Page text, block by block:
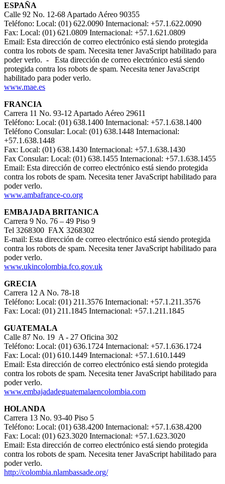
ESPAÑA
Calle 92 No. 12-68 Apartado Aéreo 90355
Teléfono: Local: (01) 622.0090 Internacional: +57.1.622.0090
Fax: Local: (01) 621.0809 Internacional: +57.1.621.0809
Email: Esta dirección de correo electrónico está siendo protegida
contra los robots de spam. Necesita tener JavaScript habilitado para
poder verlo. - Esta dirección de correo electrónico está siendo
protegida contra los robots de spam. Necesita tener JavaScript
habilitado para poder verlo.
www.mae.es
FRANCIA
Carrera 11 No. 93-12 Apartado Aéreo 29611
Teléfono: Local: (01) 638.1400 Internacional: +57.1.638.1400
Teléfono Consular: Local: (01) 638.1448 Internacional:
+57.1.638.1448
Fax: Local: (01) 638.1430 Internacional: +57.1.638.1430
Fax Consular: Local: (01) 638.1455 Internacional: +57.1.638.1455
Email: Esta dirección de correo electrónico está siendo protegida
contra los robots de spam. Necesita tener JavaScript habilitado para
poder verlo.
www.ambafrance-co.org
EMBAJADA BRITANICA
Carrera 9 No. 76 – 49 Piso 9
Tel 3268300 FAX 3268302
E-mail: Esta dirección de correo electrónico está siendo protegida
contra los robots de spam. Necesita tener JavaScript habilitado para
poder verlo.
www.ukincolombia.fco.gov.uk
GRECIA
Carrera 12 A No. 78-18
Teléfono: Local: (01) 211.3576 Internacional: +57.1.211.3576
Fax: Local: (01) 211.1845 Internacional: +57.1.211.1845
GUATEMALA
Calle 87 No. 19 A - 27 Oficina 302
Teléfono: Local: (01) 636.1724 Internacional: +57.1.636.1724
Fax: Local: (01) 610.1449 Internacional: +57.1.610.1449
Email: Esta dirección de correo electrónico está siendo protegida
contra los robots de spam. Necesita tener JavaScript habilitado para
poder verlo.
www.embajadadeguatemalaencolombia.com
HOLANDA
Carrera 13 No. 93-40 Piso 5
Teléfono: Local: (01) 638.4200 Internacional: +57.1.638.4200
Fax: Local: (01) 623.3020 Internacional: +57.1.623.3020
Email: Esta dirección de correo electrónico está siendo protegida
contra los robots de spam. Necesita tener JavaScript habilitado para
poder verlo.
http://colombia.nlambassade.org/